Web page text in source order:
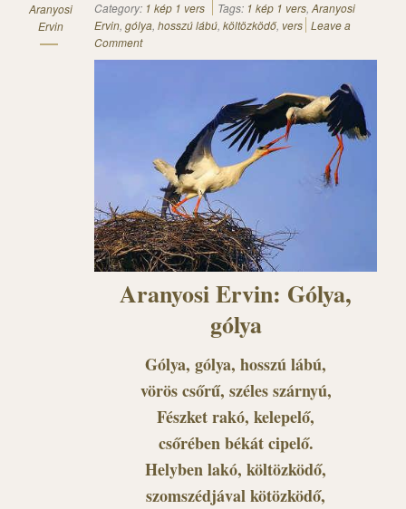
Aranyosi
Ervin
Category: 1 kép 1 vers Tags: 1 kép 1 vers, Aranyosi
Ervin, gólya, hosszú lábú, költözködő, vers Leave a
Comment
Aranyosi Ervin: Gólya,
gólya
Gólya, gólya, hosszú lábú,
vörös csőrű, széles szárnyú,
Fészket rakó, kelepelő,
csőrében békát cipelő.
Helyben lakó, költözködő,
szomszédjával kötözködő,